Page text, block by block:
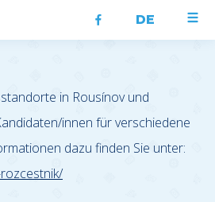
DE
in Rousínov und
innen für verschiedene
dazu finden Sie unter: